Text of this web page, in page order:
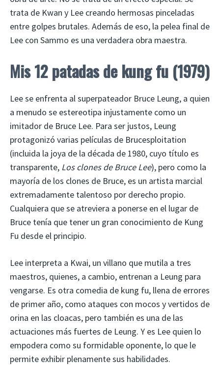
trata de Kwan y Lee creando hermosas pinceladas
entre golpes brutales. Además de eso, la pelea final de
Lee con Sammo es una verdadera obra maestra.
Mis 12 patadas de kung fu (1979)
Lee se enfrenta al superpateador Bruce Leung, a quien
a menudo se estereotipa injustamente como un
imitador de Bruce Lee. Para ser justos, Leung
protagonizó varias películas de Brucesploitation
(incluida la joya de la década de 1980, cuyo título es
transparente, Los clones de Bruce Lee), pero como la
mayoría de los clones de Bruce, es un artista marcial
extremadamente talentoso por derecho propio.
Cualquiera que se atreviera a ponerse en el lugar de
Bruce tenía que tener un gran conocimiento de Kung
Fu desde el principio.
Lee interpreta a Kwai, un villano que mutila a tres
maestros, quienes, a cambio, entrenan a Leung para
vengarse. Es otra comedia de kung fu, llena de errores
de primer año, como ataques con mocos y vertidos de
orina en las cloacas, pero también es una de las
actuaciones más fuertes de Leung. Y es Lee quien lo
empodera como su formidable oponente, lo que le
permite exhibir plenamente sus habilidades.